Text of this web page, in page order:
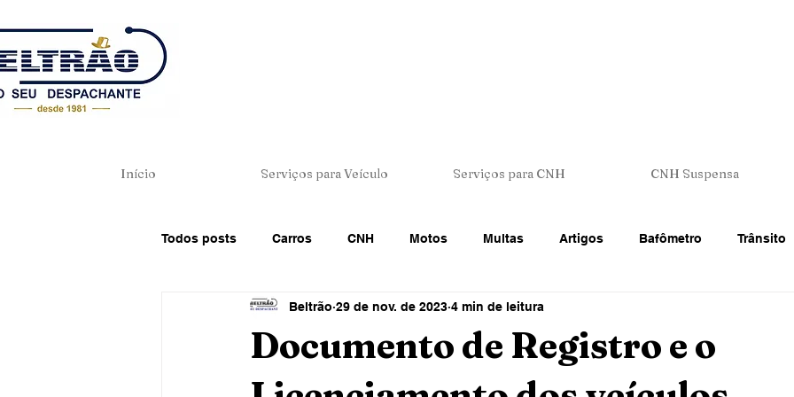
Início Serviços para Veículo Serviços para CNH CNH Suspensa
Todos posts Carros CNH Motos Multas Artigos Bafômetro Trânsito
Dicas de Direção Direito de Trânsito CNH - Carteira de Motorista
Documento de Registro e o
Beltrão 29 de nov. de 2023 4 min de leitura